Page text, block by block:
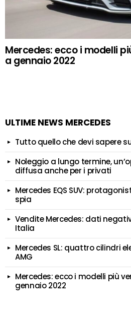
Mercedes: ecco i modelli
a gennaio 2022
ULTIME NEWS MERCEDES
Tutto quello che devi sapere
Noleggio a lungo termine,
diffusa anche per i privati
Mercedes EQS SUV:
spia
Vendite Mercedes: dati
Italia
Mercedes SL: quattro cilindri
AMG
Mercedes: ecco i modelli più
gennaio 2022